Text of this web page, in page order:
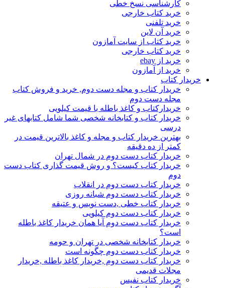
کارشناسی نسخ خطی
خرید کتاب خارجی
خرید تلفنی
خرید آن لاین
خرید کتاب از سایت آمازون
خرید کتاب خارجی
خرید از ebay
خرید از آمازون
خریدار کتاب
خریدار کتاب و مجله دست دوم, خرید و فروش کتاب
مجله دست دوم
خریدارکتاب و کاغذ باطله با قیمت کیلویی
خریدار کتاب و کتابخانه شخصی شما شامل کتابهای غیر
درسی
بهترین خریدار کتاب و مجله و کاغذ بالاترین قیمت در
کمتر از ده دقیقه
خریدار کتاب دست دوم در شمال تهران
خریدار کتاب کیست؟ و روش قیمت گذاری کتاب دست
دوم
خریدار کتاب دست دوم در انقلاب
خریدار کتاب دست دوم شبانه روزی
خریدار کتاب خطی ,دست نویس و عتیقه
خریدار کتاب دست دوم کیلویی
خریدار کتاب دست دوم آیا همان خریدار کاغذ باطله
است؟
خریدار کتابخانه شخصی در تهران و حومه
خریدار کتاب دست دوم چگونه است
خریدار کتاب دست دوم ,خریدار کاغذ باطله ,خریدار
مجلات قدیمی
خریدار کتاب نفیس